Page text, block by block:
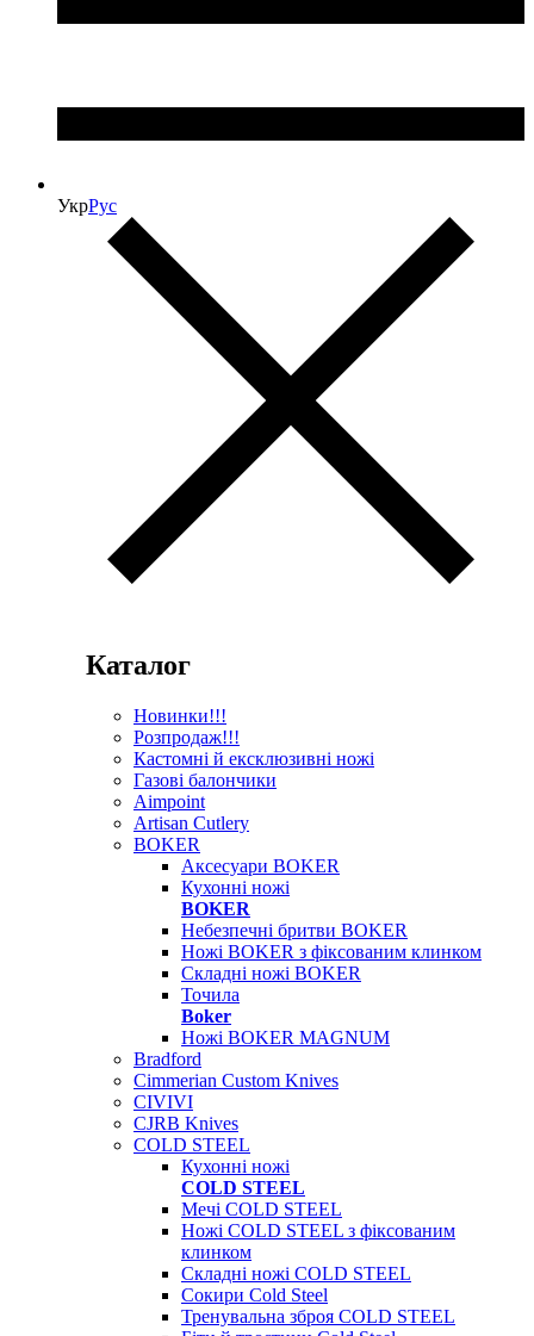
УкрРус
Каталог
Новинки!!!
Розпродаж!!!
Кастомні й ексклюзивні ножі
Газові балончики
Aimpoint
Artisan Cutlery
BOKER
Аксесуари BOKER
Кухонні ножі
BOKER
Небезпечні бритви BOKER
Ножі BOKER з фіксованим клинком
Складні ножі BOKER
Точила
Boker
Ножі BOKER MAGNUM
Bradford
Cimmerian Custom Knives
CIVIVI
CJRB Knives
COLD STEEL
Кухонні ножі
COLD STEEL
Мечі COLD STEEL
Ножі COLD STEEL з фіксованим
клинком
Складні ножі COLD STEEL
Сокири Cold Steel
Тренувальна зброя COLD STEEL